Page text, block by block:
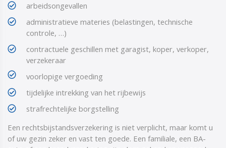
arbeidsongevallen
administratieve materies (belastingen, technische
controle, …)
contractuele geschillen met garagist, koper, verkoper,
verzekeraar
voorlopige vergoeding
tijdelijke intrekking van het rijbewijs
strafrechtelijke borgstelling
Een rechtsbijstandsverzekering is niet verplicht, maar komt u
of uw gezin zeker en vast ten goede. Een familiale, een BA-